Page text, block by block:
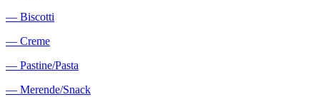
― Biscotti
― Creme
― Pastine/Pasta
― Merende/Snack